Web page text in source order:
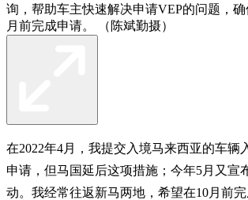
询，帮助车主快速解决申请VEP的问题，
月前完成申请。 （陈斌勤摄）
在2022年4月，我提交入境马来西亚的车辆
申请，但马国延后这项措施；今年5月又宣
动。我经常往返新马两地，希望在10月前完